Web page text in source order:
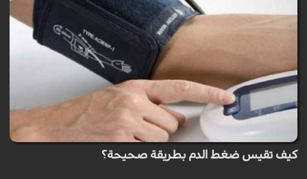
كيف تقيس ضغط الدم بطريقة صحيحة؟